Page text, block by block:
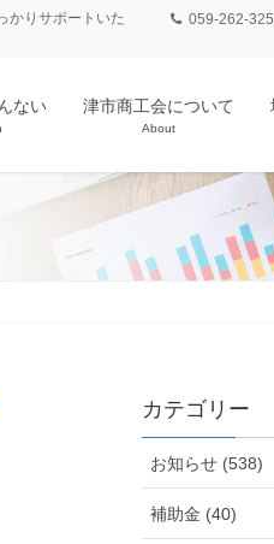
かりサポートいた
059-262-
ない 津市商工会について
About
カテゴリー
お知らせ (538)
補助金 (40)